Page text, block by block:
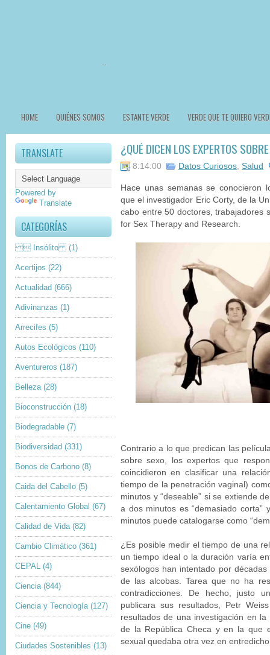
HOME QUIÉNES SOMOS ESTANTE VERDE VERDE QUE TE QUIERO
TRANSLATE
Powered by
Translate
CATEGORÍAS
 Insólito (1)
Acertijos (22)
Actualidad (666)
Adivinanzas (1)
Arrecifes (5)
Autos Ecológicos (110)
Aventureros (187)
Belleza (28)
Bioconstrucción (18)
Biodegradable (7)
Biodiversidad (331)
Bonos de Carbono (8)
Caida del Cabello (5)
Calentamiento Global (67)
Calidad de Vida (82)
Cambio Climático (361)
CEPAL (4)
Ciencia (844)
Ciencia y Tecnología (127)
Cine (49)
Ciudades Sostenibles (13)
¿QUÉ DICEN LOS EXPERTOS
8:14:00 Datos Curiosos, Salud
Hace unas semanas se conocieron
que el investigador Eric Corty, de la
cabo entre 50 doctores, trabajadores
for Sex Therapy and Research.
Contrario a lo que predican las
sobre sexo, los expertos que
coincidieron en clasificar una
tiempo de la penetración vaginal)
minutos y “deseable” si se extiende
a dos minutos es “demasiado
minutos puede catalogarse como
¿Es posible medir el tiempo de una
un tiempo ideal o la duración varía
sexólogos han intentado por
de las alcobas. Tarea que no ha
contradicciones. De hecho, justo
publicara sus resultados, Petr
resultados de una investigación en
de la República Checa y en la que
sexual quedaba otra vez en